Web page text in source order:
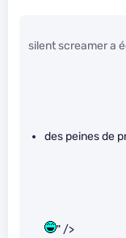
silent screamer a
des peines de
" />